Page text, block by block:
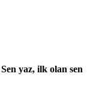
Sen yaz, ilk olan sen